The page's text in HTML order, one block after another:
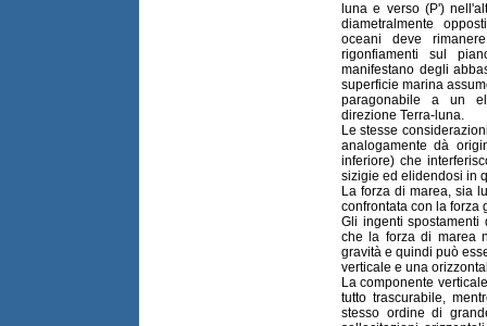
luna e verso (P')
diametralmente
oceani deve
rigonfiamenti sul
manifestano degli
superficie marina
paragonabile a un
direzione Terra-luna.
Le stesse
analogamente dà
inferiore) che
sizigie ed elidendosi in
La forza di marea, sia
confrontata con la forza
Gli ingenti spostamenti
che la forza di marea
gravità e quindi può
verticale e una
La componente
tutto trascurabile,
stesso ordine di